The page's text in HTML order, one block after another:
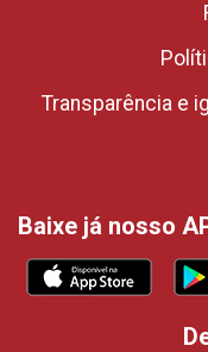
Transparência e
Baixe já nosso